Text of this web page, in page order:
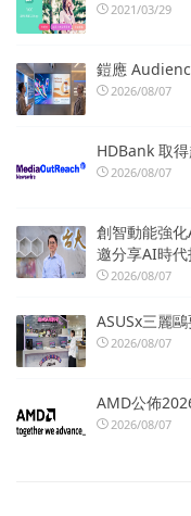
2021/03/29
鎧應
2026/08/07
HDBank 取
2026/08/07
創智動能強
邀分享AI時
2026/08/07
ASUSx三麗
2026/08/07
AMD公佈
2026/08/07